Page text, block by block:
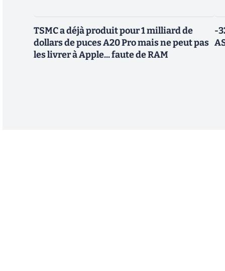
TSMC a déjà produit pour 1 milliard de
dollars de puces A20 Pro mais ne peut pas
les livrer à Apple... faute de RAM
-